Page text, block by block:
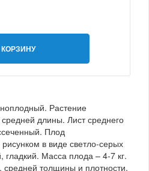
Растение
средней длины. Лист среднего
Плод
в виде светло-серых
гладкий. Масса плода – 4-7 кг.
толщины и плотности,